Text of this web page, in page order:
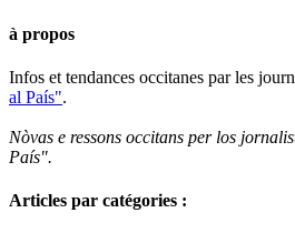
à propos
Infos et tendances occitanes par les
al País".
Nòvas e ressons occitans per los
País".
Articles par catégories :